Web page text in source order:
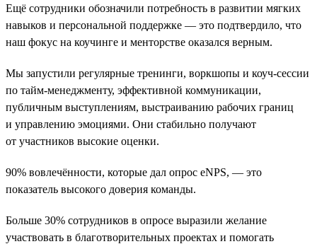
Ещё сотрудники обозначили потребность в развитии мягких
навыков и персональной поддержке — это подтвердило, что
наш фокус на коучинге и менторстве оказался верным.
Мы запустили регулярные тренинги, воркшопы и коуч-сессии
по тайм-менеджменту, эффективной коммуникации,
публичным выступлениям, выстраиванию рабочих границ
и управлению эмоциями. Они стабильно получают
от участников высокие оценки.
90% вовлечённости, которые дал опрос eNPS, — это
показатель высокого доверия команды.
Больше 30% сотрудников в опросе выразили желание
участвовать в благотворительных проектах и помогать